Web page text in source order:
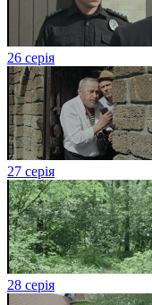
26 серія
27 серія
28 серія